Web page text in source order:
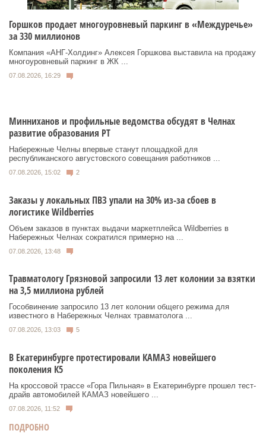
Горшков продает многоуровневый паркинг в «Междуречье»
за 330 миллионов
Компания «АНГ-Холдинг» Алексея Горшкова выставила на продажу
многоуровневый паркинг в ЖК ...
07.08.2026, 16:29
Минниханов и профильные ведомства обсудят в Челнах
развитие образования РТ
Набережные Челны впервые станут площадкой для
республиканского августовского совещания работников ...
07.08.2026, 15:02 2
Заказы у локальных ПВЗ упали на 30% из-за сбоев в
логистике Wildberries
Объем заказов в пунктах выдачи маркетплейса Wildberries в
Набережных Челнах сократился примерно на ...
07.08.2026, 13:48
Травматологу Грязновой запросили 13 лет колонии за взятки
на 3,5 миллиона рублей
Гособвинение запросило 13 лет колонии общего режима для
известного в Набережных Челнах травматолога ...
07.08.2026, 13:03 5
В Екатеринбурге протестировали КАМАЗ новейшего
поколения К5
На кроссовой трассе «Гора Пильная» в Екатеринбурге прошел тест-
драйв автомобилей КАМАЗ новейшего ...
07.08.2026, 11:52
ПОДРОБНО